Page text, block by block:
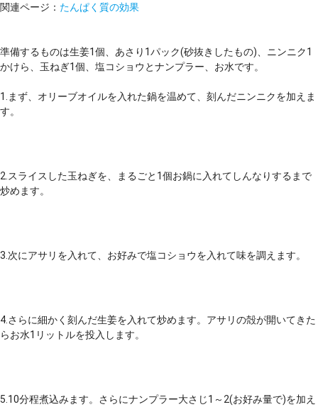
関連ページ： たんぱく質の効果
準備するものは生姜1個、あさり1パック(砂抜きしたもの)、ニンニク1
かけら、玉ねぎ1個、塩コショウとナンプラー、お水です。
1.まず、オリーブオイルを入れた鍋を温めて、刻んだニンニクを加えま
す。
2.スライスした玉ねぎを、まるごと1個お鍋に入れてしんなりするまで
炒めます。
3.次にアサリを入れて、お好みで塩コショウを入れて味を調えます。
4.さらに細かく刻んだ生姜を入れて炒めます。アサリの殻が開いてきた
らお水1リットルを投入します。
5.10分程煮込みます。さらにナンプラー大さじ1～2(お好み量で)を加え